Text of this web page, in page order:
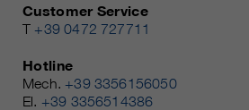
Customer Service
T +39 0472 727711
Hotline
Mech. +39 3356156050
El. +39 3356514386